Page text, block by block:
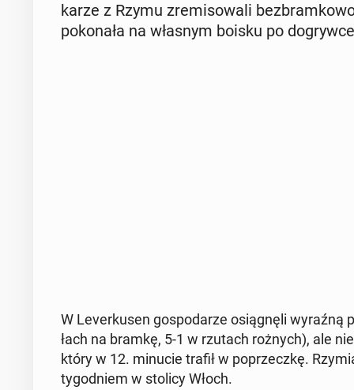
ka­rze z Rzymu zre­mi­so­wa­li
po­ko­na­ła na własnym boisku po
W Le­ver­ku­sen go­spo­da­rze osią­gnę­li
łach na bramkę, 5-1 w rzutach rożnych), ale
który w 12. minucie trafił w po­przecz­kę.
ty­go­dniem w stolicy Włoch.